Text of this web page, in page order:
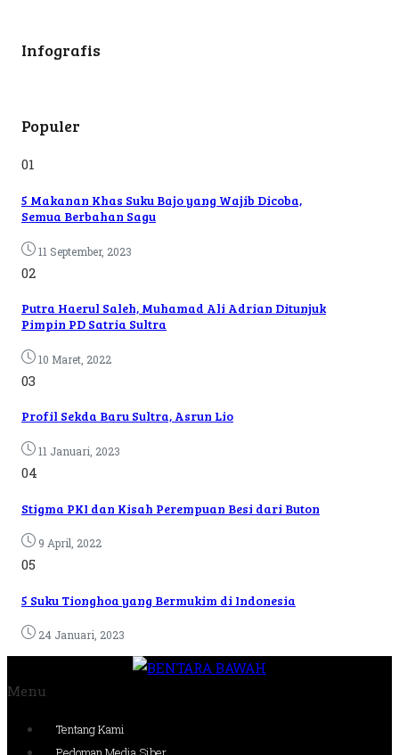
Infografis
Populer
01
5 Makanan Khas Suku Bajo yang Wajib Dicoba,
Semua Berbahan Sagu
11 September, 2023
02
Putra Haerul Saleh, Muhamad Ali Adrian Ditunjuk
Pimpin PD Satria Sultra
10 Maret, 2022
03
Profil Sekda Baru Sultra, Asrun Lio
11 Januari, 2023
04
Stigma PKI dan Kisah Perempuan Besi dari Buton
9 April, 2022
05
5 Suku Tionghoa yang Bermukim di Indonesia
24 Januari, 2023
Menu
Tentang Kami